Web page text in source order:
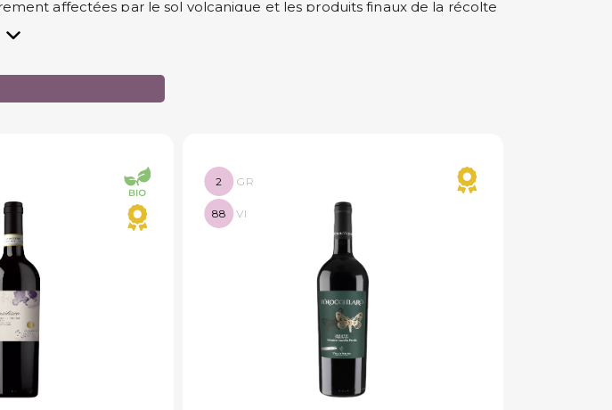
affectées par le sol volcanique et les produits finaux de la récolte
vins de Basilicate à déguster absolument
2 GR
88 VI